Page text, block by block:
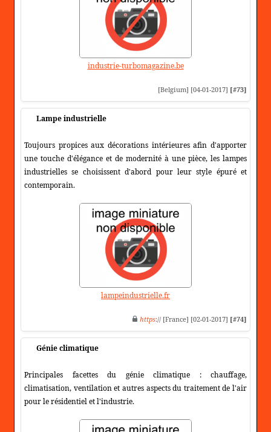
industrie-turbomagazine.be
[Belgium] [04-01-2017] [#73]
Lampe industrielle
Toujours propices aux décorations intérieures afin d'apporter
une touche d'élégance et de modernité à une pièce, les lampes
industrielles se choisissent d'abord pour leur style épuré et
contemporain.
lampeindustrielle.fr
https:// [France] [02-01-2017] [#74]
Génie climatique
Principales facettes du génie climatique : chauffage,
climatisation, ventilation et autres aspects du traitement de l'air
pour le résidentiel et l'industrie.